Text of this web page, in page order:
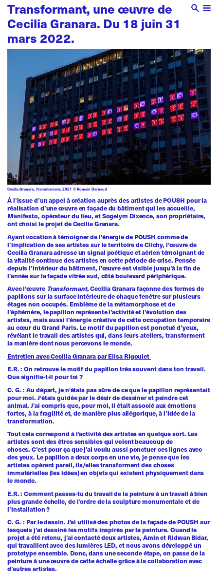
Transformant, une œuvre de
Cecilia Granara. Du 18 juin 31
mars 2022.
Cecilia Granara, Transformant, 2021 © Romain Darnaud
À l’issue d’un appel à création auprès des artistes de POUSH pour la
réalisation d’une œuvre en façade du bâtiment qui les accueille,
Manifesto, opérateur du lieu, et Sogelym Dixence, son propriétaire,
ont choisi le projet de Cecilia Granara.
Ayant vocation à témoigner de l’énergie de POUSH comme de
l’implication de ses artistes sur le territoire de Clichy, l’œuvre de
Cecilia Granara adresse un signal poétique et aérien témoignant de
la vitalité continue des artistes en cette période de crise. Pensée
depuis l’intérieur du bâtiment, l’œuvre est visible jusqu’à la fin de
l’année sur la façade vitrée sud, côté boulevard périphérique.
Avec l’œuvre Transformant, Cecilia Granara façonne des formes de
papillons sur la surface intérieure de chaque fenêtre sur plusieurs
étages non occupés. Emblème de la métamorphose et de
l’éphémère, le papillon représente l’activité et l’évolution des
artistes, mais aussi l’énergie créative de cette occupation temporaire
au cœur du Grand Paris. Le motif du papillon est ponctué d’yeux,
révélant le travail des artistes qui, dans leurs ateliers, transforment
la manière dont nous percevons le monde.
Entretien avec Cecilia Granara par Elisa Rigoulet
E.R. : On retrouve le motif du papillon très souvent dans ton travail.
Que signifie-t-il pour toi ?
C. G. : Au départ, je n’étais pas sûre de ce que le papillon représentait
pour moi. J’étais guidée par le désir de dessiner et peindre cet
animal. J’ai compris que, pour moi, il était associé aux émotions
fortes, à la fragilité et, de manière plus allégorique, à l’idée de la
transformation.
Tout cela correspond à l’activité des artistes en quelque sort. Les
artistes sont des êtres sensibles qui voient beaucoup de
choses. C’est pour ça que j’ai voulu aussi ponctuer ces lignes avec
des yeux. Le papillon a deux corps en une vie, je pense que les
artistes opèrent pareil, ils/elles transforment des choses
immatérielles (les idées) en objets qui existent physiquement dans
le monde.
E.R. : Comment passes-tu du travail de la peinture à un travail à bien
plus grande échelle, de l’ordre de la sculpture monumentale et de
l’installation ?
C. G. : Par le dessin. J’ai utilisé des photos de la façade de POUSH sur
lesquels j’ai dessiné les motifs inspirés par la peinture. Quand le
projet a été retenu, j’ai contacté deux artistes, Amin et Ridwan Bidar,
qui travaillent avec des lumières LED, et nous avons développé un
prototype ensemble. Donc, dans une seconde étape, on passe de la
peinture à une œuvre de cette échelle grâce à la collaboration avec
d’autres artistes.